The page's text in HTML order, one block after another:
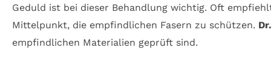
Geduld ist bei dieser Behandlung wichtig. Oft
Mittelpunkt, die empfindlichen Fasern zu schützen.
empfindlichen Materialien geprüft sind.